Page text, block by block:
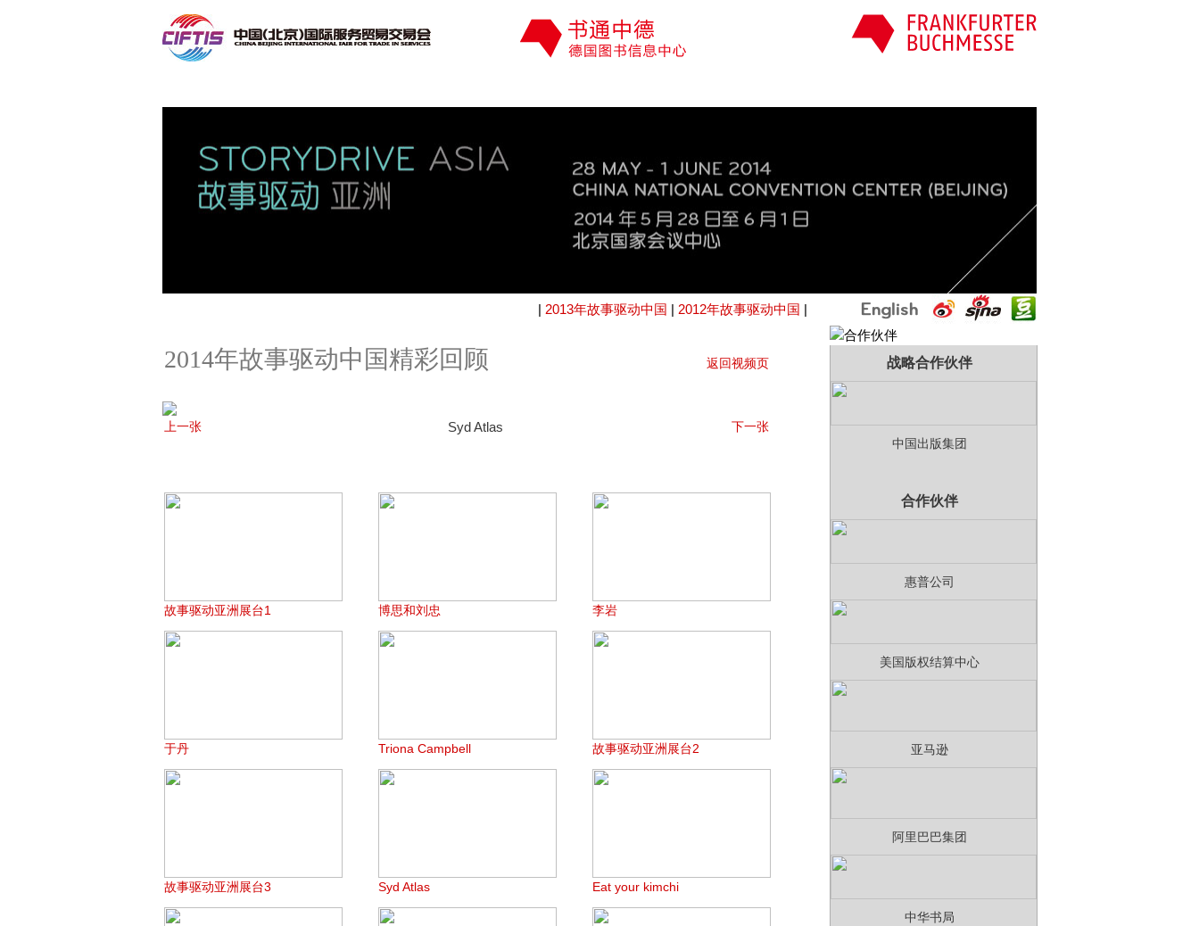
| 2013年故事驱动中国 | 2012年故事驱动中国 |
2014年故事驱动中国精彩回顾 返回视频页
上一张 Syd Atlas 下一张
故事驱动亚洲展台1 博思和刘忠 李岩
于丹 Triona Campbell 故事驱动亚洲展台2
故事驱动亚洲展台3 Syd Atlas Eat your kimchi
战略合作伙伴
中国出版集团
合作伙伴
惠普公司
美国版权结算中心
亚马逊
阿里巴巴集团
中华书局